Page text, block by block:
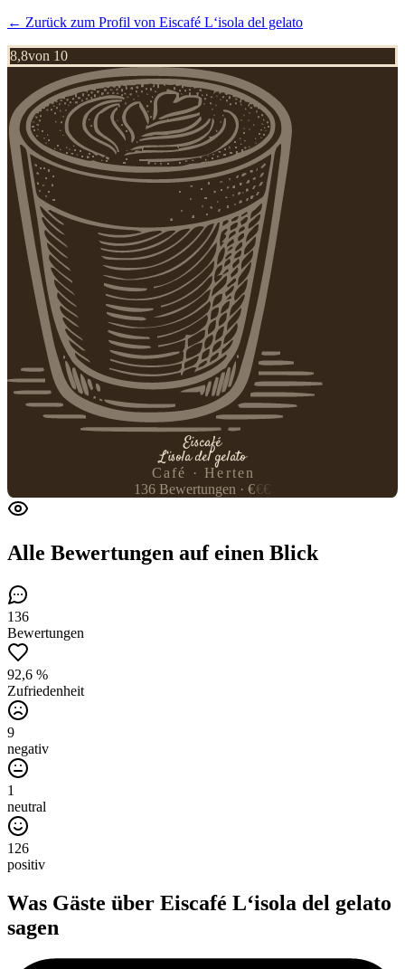
← Zurück zum Profil von Eiscafé L‘isola del gelato
8,8von 10
Eiscafé
L‘isola del gelato
Café · Herten
136 Bewertungen ·€€€
Alle Bewertungen auf einen Blick
136
Bewertungen
92,6 %
Zufriedenheit
9
negativ
1
neutral
126
positiv
Was Gäste über Eiscafé L‘isola del gelato
sagen